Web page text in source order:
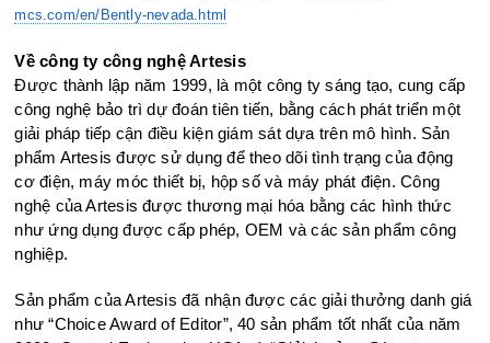
mcs.com/en/Bently-nevada.html
Về công ty công nghệ Artesis
Được thành lập năm 1999, là một công ty sáng tạo, cung cấp
công nghệ bảo trì dự đoán tiên tiến, bằng cách phát triển một
giải pháp tiếp cận điều kiện giám sát dựa trên mô hình. Sản
phẩm Artesis được sử dụng để theo dõi tình trạng của động
cơ điện, máy móc thiết bị, hộp số và máy phát điện. Công
nghệ của Artesis được thương mại hóa bằng các hình thức
như ứng dụng được cấp phép, OEM và các sản phẩm công
nghiệp.
Sản phẩm của Artesis đã nhận được các giải thưởng danh giá
như “Choice Award of Editor”, 40 sản phẩm tốt nhất của năm